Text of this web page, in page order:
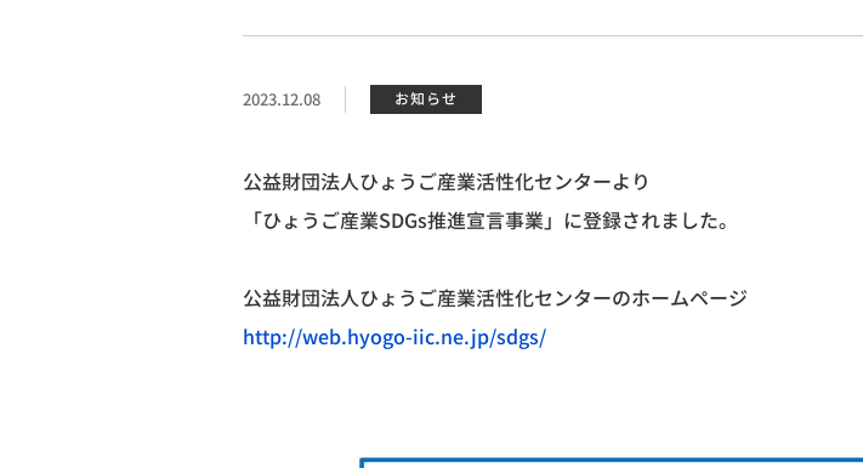
2023.12.08 お知らせ
公益財団法人ひょうご産業活性化センターより
「ひょうご産業SDGs推進宣言事業」に登録されました。
公益財団法人ひょうご産業活性化センターのホームページ
http://web.hyogo-iic.ne.jp/sdgs/